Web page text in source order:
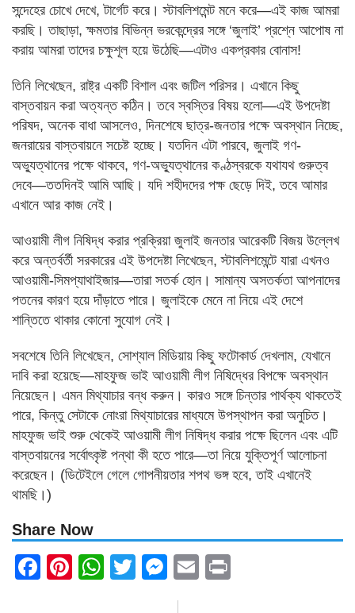
সন্দেহের চোখে দেখে, টার্গেট করে। স্টাবলিশমেন্ট মনে করে—এই কাজ আমরা
করছি। তাছাড়া, ক্ষমতার বিভিন্ন ভরকেন্দ্রের সঙ্গে ‘জুলাই’ প্রশ্নে আপোষ না
করায় আমরা তাদের চক্ষুশূল হয়ে উঠেছি—এটাও একপ্রকার বোনাস!
তিনি লিখেছেন, রাষ্ট্র একটি বিশাল এবং জটিল পরিসর। এখানে কিছু
বাস্তবায়ন করা অত্যন্ত কঠিন। তবে স্বস্তির বিষয় হলো—এই উপদেষ্টা
পরিষদ, অনেক বাধা আসলেও, দিনশেষে ছাত্র-জনতার পক্ষে অবস্থান নিচ্ছে,
জনরায়ের বাস্তবায়নে সচেষ্ট হচ্ছে। যতদিন এটা পারবে, জুলাই গণ-
অভ্যুত্থানের পক্ষে থাকবে, গণ-অভ্যুত্থানের কণ্ঠস্বরকে যথাযথ গুরুত্ব
দেবে—ততদিনই আমি আছি। যদি শহীদদের পক্ষ ছেড়ে দিই, তবে আমার
এখানে আর কাজ নেই।
আওয়ামী লীগ নিষিদ্ধ করার প্রক্রিয়া জুলাই জনতার আরেকটি বিজয় উল্লেখ
করে অন্তর্বর্তী সরকারের এই উপদেষ্টা লিখেছেন, স্টাবলিশমেন্টে যারা এখনও
আওয়ামী-সিমপ্যাথাইজার—তারা সতর্ক হোন। সামান্য অসতর্কতা আপনাদের
পতনের কারণ হয়ে দাঁড়াতে পারে। জুলাইকে মেনে না নিয়ে এই দেশে
শান্তিতে থাকার কোনো সুযোগ নেই।
সবশেষে তিনি লিখেছেন, সোশ্যাল মিডিয়ায় কিছু ফটোকার্ড দেখলাম, যেখানে
দাবি করা হয়েছে—মাহফুজ ভাই আওয়ামী লীগ নিষিদ্ধের বিপক্ষে অবস্থান
নিয়েছেন। এমন মিথ্যাচার বন্ধ করুন। কারও সঙ্গে চিন্তার পার্থক্য থাকতেই
পারে, কিন্তু সেটাকে নোংরা মিথ্যাচারের মাধ্যমে উপস্থাপন করা অনুচিত।
মাহফুজ ভাই শুরু থেকেই আওয়ামী লীগ নিষিদ্ধ করার পক্ষে ছিলেন এবং এটি
বাস্তবায়নের সর্বোৎকৃষ্ট পন্থা কী হতে পারে—তা নিয়ে যুক্তিপূর্ণ আলোচনা
করেছেন। (ডিটেইলে গেলে গোপনীয়তার শপথ ভঙ্গ হবে, তাই এখানেই
থামছি।)
Share Now
Facebook
Pinterest
WhatsApp
TwitterMessenger
Email